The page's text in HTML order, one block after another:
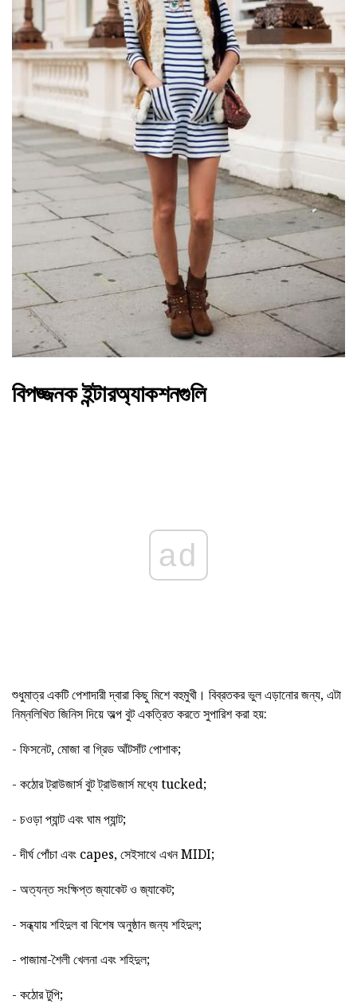
বিপজ্জনক ইন্টারঅ্যাকশনগুলি
ad
শুধুমাত্র একটি পেশাদারী দ্বারা কিছু মিশে বহুমুখী। বিব্রতকর ভুল এড়ানোর জন্য, এটা
নিম্নলিখিত জিনিস দিয়ে অল্প বুট একত্রিত করতে সুপারিশ করা হয়:
- ফিসনেট, মোজা বা গ্রিড আঁটসাঁট পোশাক;
- কঠোর ট্রাউজার্স বুট ট্রাউজার্স মধ্যে tucked;
- চওড়া প্যান্ট এবং ঘাম প্যান্ট;
- দীর্ঘ পোঁচা এবং capes, সেইসাথে এখন MIDI;
- অত্যন্ত সংক্ষিপ্ত জ্যাকেট ও জ্যাকেট;
- সন্ধ্যায় শহিদুল বা বিশেষ অনুষ্ঠান জন্য শহিদুল;
- পাজামা-শৈলী খেলনা এবং শহিদুল;
- কঠোর টুপি;